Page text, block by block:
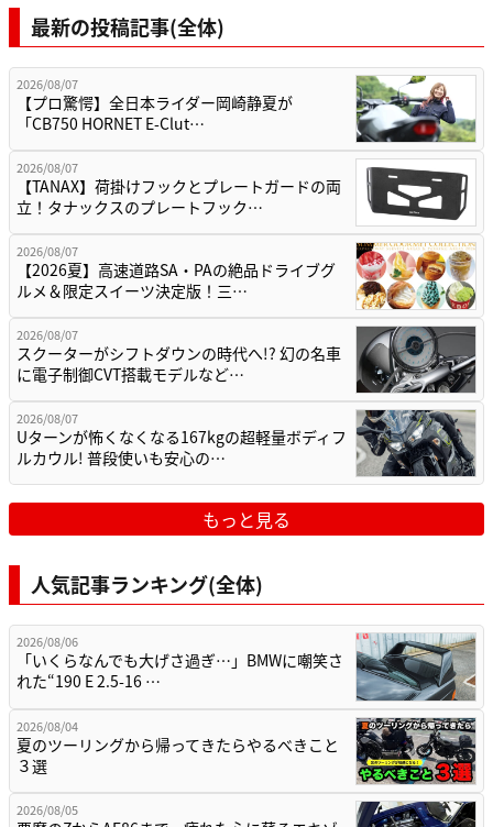
最新の投稿記事(全体)
2026/08/07
【プロ驚愕】全日本ライダー岡崎静夏が
「CB750 HORNET E-Clut…
2026/08/07
【TANAX】荷掛けフックとプレートガードの両
立！タナックスのプレートフック…
2026/08/07
【2026夏】高速道路SA・PAの絶品ドライブグ
ルメ＆限定スイーツ決定版！三…
2026/08/07
スクーターがシフトダウンの時代へ!? 幻の名車
に電子制御CVT搭載モデルなど…
2026/08/07
Uターンが怖くなくなる167kgの超軽量ボディフ
ルカウル! 普段使いも安心の…
もっと見る
人気記事ランキング(全体)
2026/08/06
「いくらなんでも大げさ過ぎ…」BMWに嘲笑さ
れた“190 E 2.5-16 …
2026/08/04
夏のツーリングから帰ってきたらやるべきこと
３選
2026/08/05